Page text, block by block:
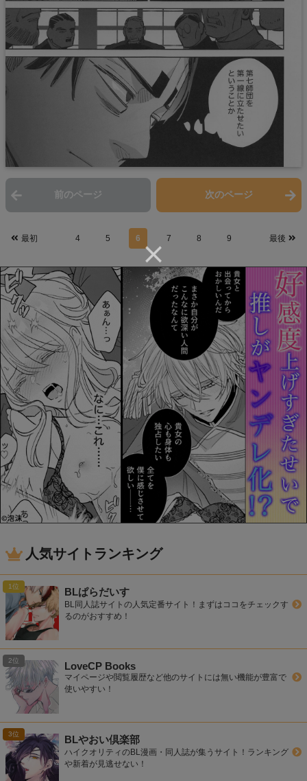
前のページ 次のページ
最初 4 5 6 7 8 9 最後
人気サイトランキング
BLぱらだいす
BL同人誌サイトの人気定番サイト！まずはココをチェックす
るのがおすすめ！
LoveCP Books
マイページや閲覧履歴など他のサイトには無い機能が豊富で
使いやすい！
BLやおい倶楽部
ハイクオリティのBL漫画・同人誌が集うサイト！ランキング
や新着が見逃せない！